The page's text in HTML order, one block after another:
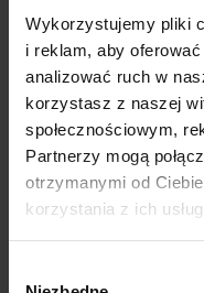
Wykorzystujemy pliki
i reklam, aby
analizować ruch w
korzystasz z naszej
społecznościowym,
Partnerzy mogą
otrzymanymi od
korzystania z ich
szczegółowe
sprzedaży,
wśród klientów, a
Etsy Shop Stats
umożliwiają
są również raporty
klientów, które
grupę docelową.